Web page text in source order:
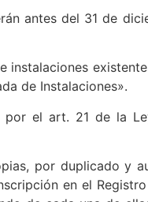
antes del 31 de
instalaciones
de Instalaciones».
el art. 21 de la
por duplicado y
en el